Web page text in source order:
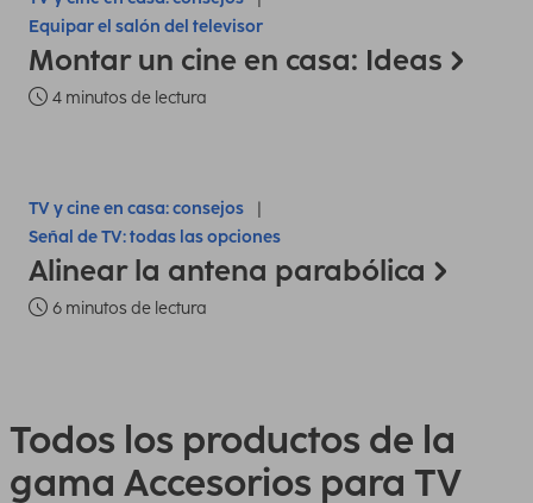
Equipar el salón del televisor
Montar un cine en casa: Ideas
4 minutos de lectura
TV y cine en casa: consejos
Señal de TV: todas las opciones
Alinear la antena parabólica
6 minutos de lectura
Todos los productos de la
gama Accesorios para TV